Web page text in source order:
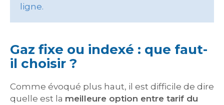
ligne.
Gaz fixe ou indexé : que faut-
il choisir ?
Comme évoqué plus haut, il est difficile de dire
quelle est la meilleure option entre tarif du